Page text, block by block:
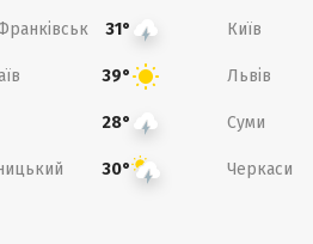
31° Київ
39° Львів
28° Суми
30° Черкаси